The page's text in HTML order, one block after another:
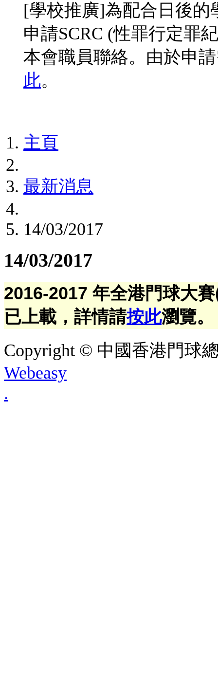
[學校推廣]為配合日後的
申請SCRC (性罪行定罪
本會職員聯絡。由於申
此。
主頁
最新消息
14/03/2017
14/03/2017
2016-2017 年全港門球大
已上載，詳情請按此瀏覽。
Copyright © 中國香港門球
Webeasy
.